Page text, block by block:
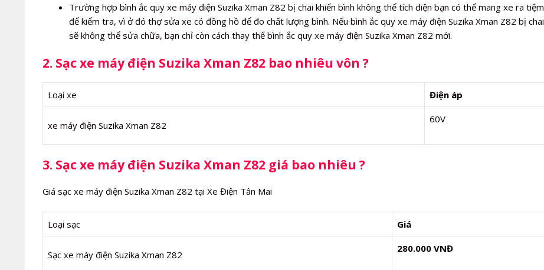
Trường hợp bình ắc quy xe máy điện Suzika Xman Z82 bị chai khiến bình không thể tích điện bạn có thể mang xe ra tiệm
để kiểm tra, vì ở đó thợ sửa xe có đồng hồ để đo chất lượng bình. Nếu bình ắc quy xe máy điện Suzika Xman Z82 bị chai
sẽ không thể sửa chữa, bạn chỉ còn cách thay thế bình ắc quy xe máy điện Suzika Xman Z82 mới.
2. Sạc xe máy điện Suzika Xman Z82 bao nhiêu vôn ?
Loại xe Điện áp
xe máy điện Suzika Xman Z82
60V
3. Sạc xe máy điện Suzika Xman Z82 giá bao nhiêu ?
Giá sạc xe máy điện Suzika Xman Z82 tại Xe Điện Tân Mai
Loại sạc Giá
Sạc xe máy điện Suzika Xman Z82
280.000 VNĐ